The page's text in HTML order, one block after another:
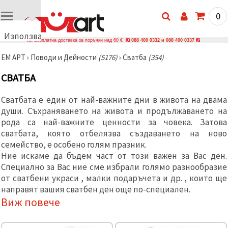
Използваме
🍪
бисквитки
за да
осигурим
правилната
работа на
сайта, да
подобрим
изживяване
и, с твое
съгласие,
да
анализираме
трафика и
да
по-
0
Безплатна доставка за поръчки над 60 € 088 400 0332 и 088 400 0337
ЕМ АРТ › Поводи и Дейности (5176)› Сватба (354)
СВАТБА
Сватбата е един от най-важните дни в живота на двама
души. Съхраняването на живота и продължаването на
рода са най-важните ценности за човека. Затова
сватбата, която отбелязва създаването на ново
семейство, е особено голям празник.
Ние искаме да бъдем част от този важен за Вас ден.
Специално за Вас ние сме избрали голямо разнообразие
от сватбени украси , малки подаръчета и др. , които ще
направят вашия сватбен ден още по-специален.
Виж повече